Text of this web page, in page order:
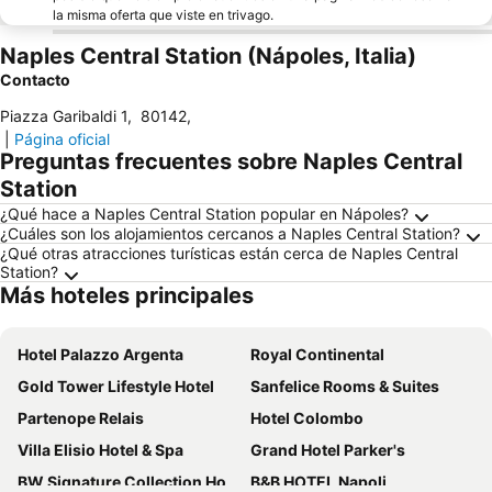
la misma oferta que viste en trivago.
Naples Central Station (Nápoles, Italia)
Contacto
Piazza Garibaldi 1, 80142,
Página oficial
Preguntas frecuentes sobre Naples Central
Station
¿Qué hace a Naples Central Station popular en Nápoles?
¿Cuáles son los alojamientos cercanos a Naples Central Station?
¿Qué otras atracciones turísticas están cerca de Naples Central
Station?
Más hoteles principales
Hotel Palazzo Argenta
Royal Continental
Gold Tower Lifestyle Hotel
Sanfelice Rooms & Suites
Partenope Relais
Hotel Colombo
Villa Elisio Hotel & Spa
Grand Hotel Parker's
BW Signature Collection Hotel Paradiso
B&B HOTEL Napoli